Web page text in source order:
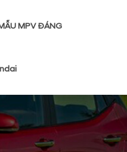
MPV ĐÁNG